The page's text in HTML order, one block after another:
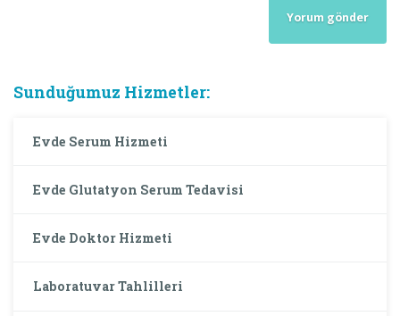
Sunduğumuz Hizmetler:
Evde Serum Hizmeti
Evde Glutatyon Serum Tedavisi
Evde Doktor Hizmeti
Laboratuvar Tahlilleri